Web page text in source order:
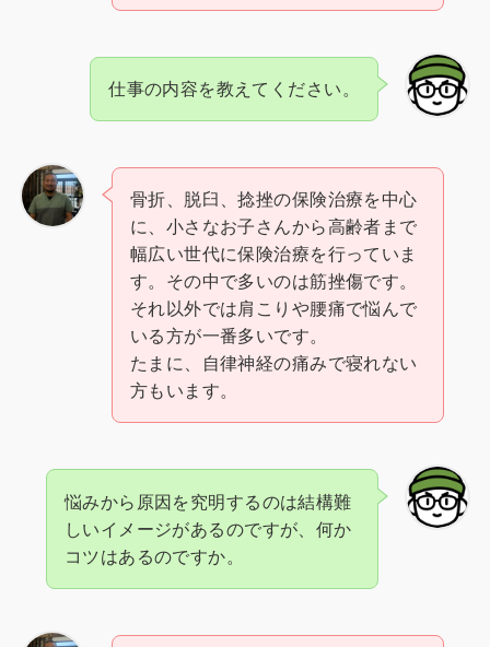
仕事の内容を教えてください。
骨折、脱臼、捻挫の保険治療を中心
に、小さなお子さんから高齢者まで
幅広い世代に保険治療を行っていま
す。その中で多いのは筋挫傷です。
それ以外では肩こりや腰痛で悩んで
いる方が一番多いです。
たまに、自律神経の痛みで寝れない
方もいます。
悩みから原因を究明するのは結構難
しいイメージがあるのですが、何か
コツはあるのですか。